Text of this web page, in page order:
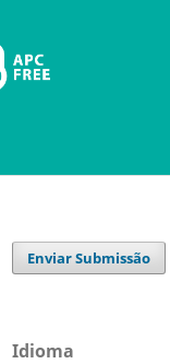
Enviar Submissão
Idioma